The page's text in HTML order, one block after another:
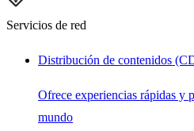
Servicios de red
Distribución de contenidos
Ofrece experiencias rápidas y
mundo